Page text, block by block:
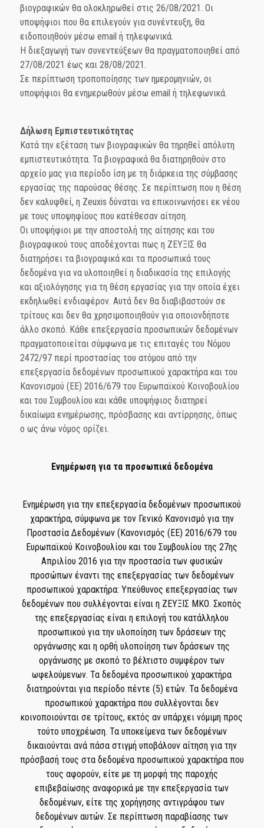
βιογραφικών θα ολοκληρωθεί στις 26/08/2021. Οι
υποψήφιοι που θα επιλεγούν για συνέντευξη, θα
ειδοποιηθούν μέσω email ή τηλεφωνικά.
Η διεξαγωγή των συνεντεύξεων θα πραγματοποιηθεί από
27/08/2021 έως και 28/08/2021.
Σε περίπτωση τροποποίησης των ημερομηνιών, οι
υποψήφιοι θα ενημερωθούν μέσω email ή τηλεφωνικά.
Δήλωση Εμπιστευτικότητας
Κατά την εξέταση των βιογραφικών θα τηρηθεί απόλυτη
εμπιστευτικότητα. Τα βιογραφικά θα διατηρηθούν στο
αρχείο μας για περίοδο ίση με τη διάρκεια της σύμβασης
εργασίας της παρούσας θέσης. Σε περίπτωση που η θέση
δεν καλυφθεί, η Zeuxis δύναται να επικοινωνήσει εκ νέου
με τους υποψηφίους που κατέθεσαν αίτηση.
Οι υποψήφιοι με την αποστολή της αίτησης και του
βιογραφικού τους αποδέχονται πως η ΖΕΥΞΙΣ θα
διατηρήσει τα βιογραφικά και τα προσωπικά τους
δεδομένα για να υλοποιηθεί η διαδικασία της επιλογής
και αξιολόγησης για τη θέση εργασίας για την οποία έχει
εκδηλωθεί ενδιαφέρον. Αυτά δεν θα διαβιβαστούν σε
τρίτους και δεν θα χρησιμοποιηθούν για οποιονδήποτε
άλλο σκοπό. Κάθε επεξεργασία προσωπικών δεδομένων
πραγματοποιείται σύμφωνα με τις επιταγές του Νόμου
2472/97 περί προστασίας του ατόμου από την
επεξεργασία δεδομένων προσωπικού χαρακτήρα και του
Κανονισμού (ΕΕ) 2016/679 του Ευρωπαϊκού Κοινοβουλίου
και του Συμβουλίου και κάθε υποψήφιος διατηρεί
δικαίωμα ενημέρωσης, πρόσβασης και αντίρρησης, όπως
ο ως άνω νόμος ορίζει.
Ενημέρωση για τα προσωπικά δεδομένα
Ενημέρωση για την επεξεργασία δεδομένων προσωπικού
χαρακτήρα, σύμφωνα με τον Γενικό Κανονισμό για την
Προστασία Δεδομένων (Κανονισμός (ΕΕ) 2016/679 του
Ευρωπαϊκού Κοινοβουλίου και του Συμβουλίου της 27ης
Απριλίου 2016 για την προστασία των φυσικών
προσώπων έναντι της επεξεργασίας των δεδομένων
προσωπικού χαρακτήρα: Υπεύθυνος επεξεργασίας των
δεδομένων που συλλέγονται είναι η ΖΕΥΞΙΣ ΜΚΟ. Σκοπός
της επεξεργασίας είναι η επιλογή του κατάλληλου
προσωπικού για την υλοποίηση των δράσεων της
οργάνωσης και η ορθή υλοποίηση των δράσεων της
οργάνωσης με σκοπό το βέλτιστο συμφέρον των
ωφελούμενων. Τα δεδομένα προσωπικού χαρακτήρα
διατηρούνται για περίοδο πέντε (5) ετών. Τα δεδομένα
προσωπικού χαρακτήρα που συλλέγονται δεν
κοινοποιούνται σε τρίτους, εκτός αν υπάρχει νόμιμη προς
τούτο υποχρέωση. Τα υποκείμενα των δεδομένων
δικαιούνται ανά πάσα στιγμή υποβάλουν αίτηση για την
πρόσβασή τους στα δεδομένα προσωπικού χαρακτήρα που
τους αφορούν, είτε με τη μορφή της παροχής
επιβεβαίωσης αναφορικά με την επεξεργασία των
δεδομένων, είτε της χορήγησης αντιγράφου των
δεδομένων αυτών. Σε περίπτωση παραβίασης των